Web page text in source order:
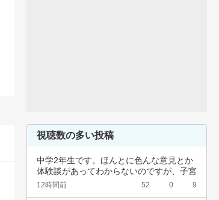
視聴数の多い投稿
中学2年生です。ほんとに色んな意見とか
体験談があってわからないのですが、子宮
頚がんワ…
12時間前 52 0 9